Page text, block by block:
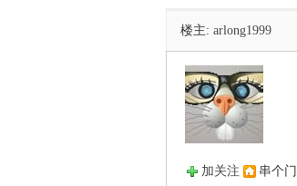
楼主: arlong1999
加关注
串个门